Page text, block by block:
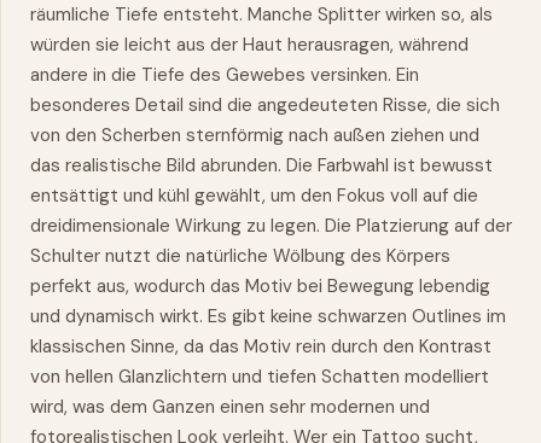
räumliche Tiefe entsteht. Manche Splitter wirken so, als
würden sie leicht aus der Haut herausragen, während
andere in die Tiefe des Gewebes versinken. Ein
besonderes Detail sind die angedeuteten Risse, die sich
von den Scherben sternförmig nach außen ziehen und
das realistische Bild abrunden. Die Farbwahl ist bewusst
entsättigt und kühl gewählt, um den Fokus voll auf die
dreidimensionale Wirkung zu legen. Die Platzierung auf der
Schulter nutzt die natürliche Wölbung des Körpers
perfekt aus, wodurch das Motiv bei Bewegung lebendig
und dynamisch wirkt. Es gibt keine schwarzen Outlines im
klassischen Sinne, da das Motiv rein durch den Kontrast
von hellen Glanzlichtern und tiefen Schatten modelliert
wird, was dem Ganzen einen sehr modernen und
fotorealistischen Look verleiht. Wer ein Tattoo sucht,